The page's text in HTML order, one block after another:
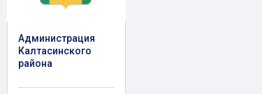
Администрация
Калтасинского
района